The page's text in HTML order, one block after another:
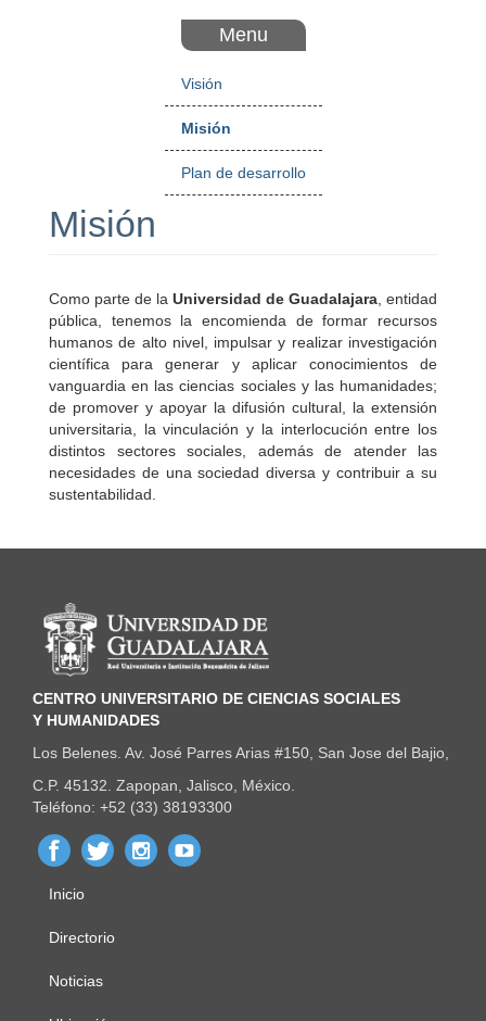
Misión
Como parte de la Universidad de Guadalajara , entidad
pública, tenemos la encomienda de formar recursos
humanos de alto nivel, impulsar y realizar investigación
científica para generar y aplicar conocimientos de
vanguardia en las ciencias sociales y las humanidades;
de promover y apoyar la difusión cultural, la extensión
universitaria, la vinculación y la interlocución entre los
distintos sectores sociales, además de atender las
necesidades de una sociedad diversa y contribuir a su
sustentabilidad.
Menu
Visión
Misión
Plan de desarrollo
Información del portal
CENTRO UNIVERSITARIO DE CIENCIAS SOCIALES
Y HUMANIDADES
Los Belenes. Av. José Parres Arias #150, San Jose del Bajio,
C.P. 45132. Zapopan, Jalisco, México.
Teléfono: +52 (33) 38193300
Menú
principal
Inicio
Directorio
Noticias